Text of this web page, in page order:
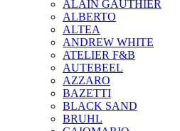
ALAIN GAUTHIER
ALBERTO
ALTEA
ANDREW WHITE
ATELIER F&B
AUTEBEEL
AZZARO
BAZETTI
BLACK SAND
BRUHL